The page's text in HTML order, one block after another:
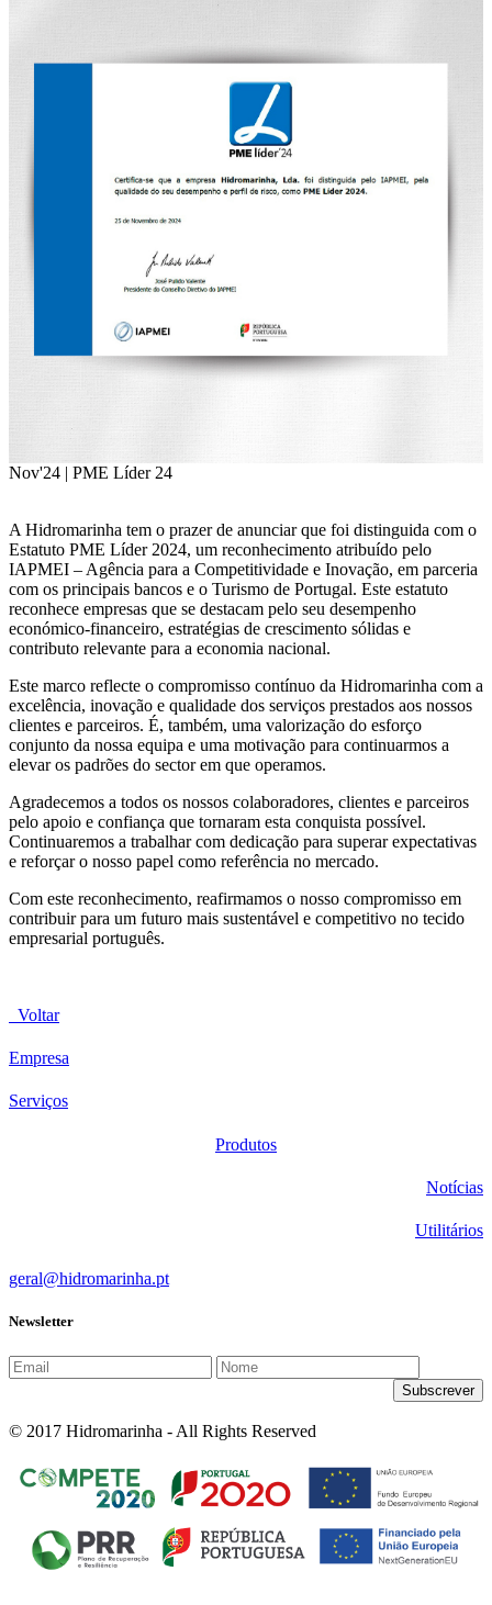
Nov'24 | PME Líder 24
A Hidromarinha tem o prazer de anunciar que foi distinguida com o
Estatuto PME Líder 2024, um reconhecimento atribuído pelo
IAPMEI – Agência para a Competitividade e Inovação, em parceria
com os principais bancos e o Turismo de Portugal. Este estatuto
reconhece empresas que se destacam pelo seu desempenho
económico-financeiro, estratégias de crescimento sólidas e
contributo relevante para a economia nacional.
Este marco reflecte o compromisso contínuo da Hidromarinha com a
excelência, inovação e qualidade dos serviços prestados aos nossos
clientes e parceiros. É, também, uma valorização do esforço
conjunto da nossa equipa e uma motivação para continuarmos a
elevar os padrões do sector em que operamos.
Agradecemos a todos os nossos colaboradores, clientes e parceiros
pelo apoio e confiança que tornaram esta conquista possível.
Continuaremos a trabalhar com dedicação para superar expectativas
e reforçar o nosso papel como referência no mercado.
Com este reconhecimento, reafirmamos o nosso compromisso em
contribuir para um futuro mais sustentável e competitivo no tecido
empresarial português.
Voltar
Empresa
Serviços
Produtos
Notícias
Utilitários
geral@hidromarinha.pt
Newsletter
© 2017 Hidromarinha - All Rights Reserved